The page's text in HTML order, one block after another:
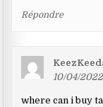
Répondre
10/04/
where can i buy